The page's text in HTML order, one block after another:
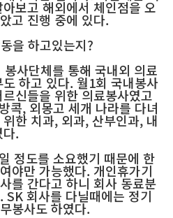
보고 해외에서 체인점을 오
고 진행 중에 있다.
을 하고있는지?
사단체를 통해 국내외 의료
하고 있다. 월1회 국내봉사
신들을 위한 의료봉사였고
콕, 외몽고 세개 나라를 다녀
한 치과, 외과, 산부인과, 내
다.
정도를 소요했기 때문에 한
야만 가능했다. 개인휴가기
를 간다고 하니 회사 동료분
SK 회사를 다닐때에는 정기
봉사도 하였다.